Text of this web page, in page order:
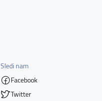
Sledi nam
Facebook
Twitter